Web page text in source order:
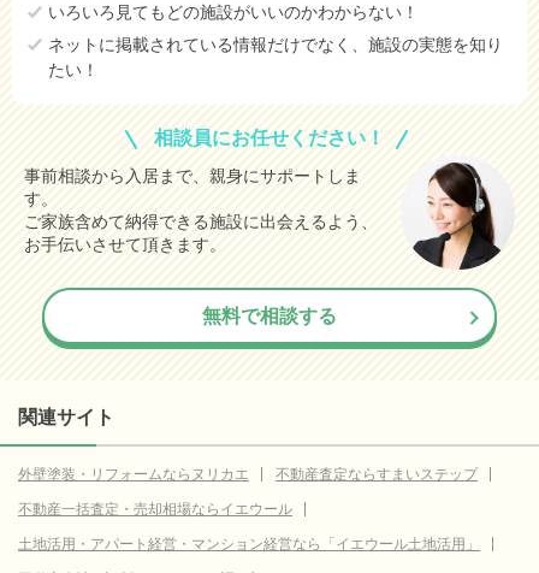
いろいろ見てもどの施設がいいのかわからない！
ネットに掲載されている情報だけでなく、施設の実態を知り
たい！
相談員にお任せください！
事前相談から入居まで、親身にサポートしま
す。
ご家族含めて納得できる施設に出会えるよう、
お手伝いさせて頂きます。
無料で相談する
関連サイト
外壁塗装・リフォームならヌリカエ
不動産査定ならすまいステップ
不動産一括査定・売却相場ならイエウール
土地活用・アパート経営・マンション経営なら「イエウール土地活用」